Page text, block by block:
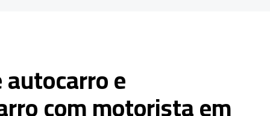
e